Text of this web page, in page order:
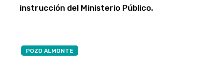
instrucción del Ministerio Público.
POZO ALMONTE